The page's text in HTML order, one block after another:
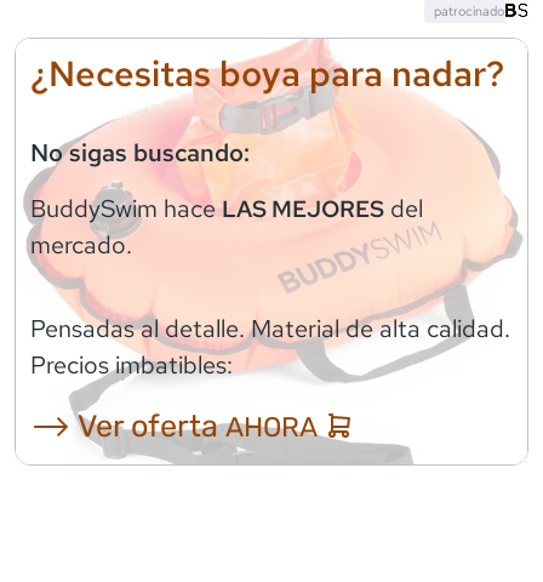
¿Necesitas boya para nadar?
No sigas buscando:
BuddySwim haceLAS MEJORES del
mercado.
Pensadas al detalle. Material de alta calidad.
Precios imbatibles:
⟶ Ver ofertaAHORA
patrocinado